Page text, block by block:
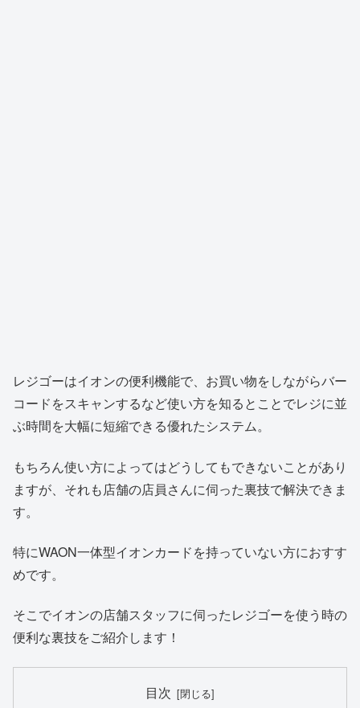
レジゴーはイオンの便利機能で、お買い物をしながらバー
コードをスキャンするなど使い方を知るとことでレジに並
ぶ時間を大幅に短縮できる優れたシステム。
もちろん使い方によってはどうしてもできないことがあり
ますが、それも店舗の店員さんに伺った裏技で解決できま
す。
特にWAON一体型イオンカードを持っていない方におすす
めです。
そこでイオンの店舗スタッフに伺ったレジゴーを使う時の
便利な裏技をご紹介します！
目次